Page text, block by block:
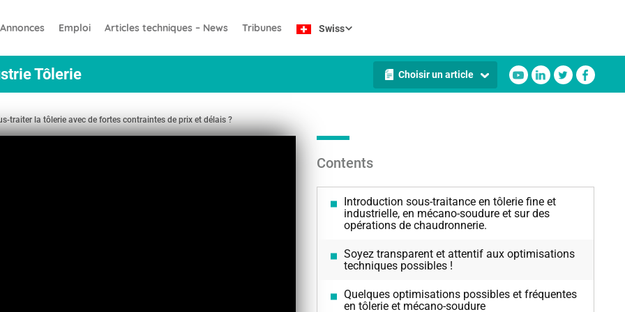
Annonces Emploi Articles techniques – News Tribunes Swiss
Tôlerie Choisir un article
traiter la tôlerie avec de fortes contraintes de prix et délais ?
Contents
Introduction sous-traitance en tôlerie fine et
industrielle, en mécano-soudure et sur des
opérations de chaudronnerie.
Soyez transparent et attentif aux optimisations
techniques possibles !
Quelques optimisations possibles et fréquentes
en tôlerie et mécano-soudure